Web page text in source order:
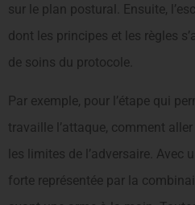
sur le plan postural. Ensuite,
dont les principes et les règles
de soins du protocole.
Par exemple, pour l’étape qui
travaille l’attaque, comment
les limites de l’adversaire.
forte représentée par la